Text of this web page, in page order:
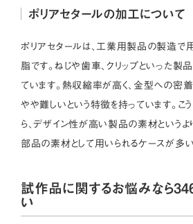
ポリアセタールの加工について
ポリアセタールは、工業用製品の製造で
脂です。ねじや歯車、クリップといった製
ています。熱収縮率が高く、金型への密
やや難しいという特徴を持っています。こ
ら、デザイン性が高い製品の素材という
部品の素材として用いられるケースが多
試作品に関するお悩みなら
い